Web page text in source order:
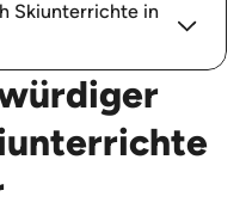
Skiunterrichte in